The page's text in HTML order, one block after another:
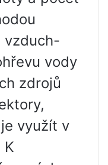
vzduch-
vody
zdrojů
využít v
K